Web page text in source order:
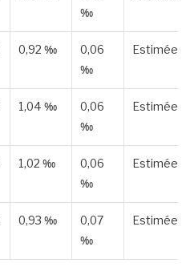
‰
0,92 ‰
0,06
‰
Estimée
1,04 ‰
0,06
‰
Estimée
1,02 ‰
0,06
‰
Estimée
0,93 ‰
0,07
‰
Estimée